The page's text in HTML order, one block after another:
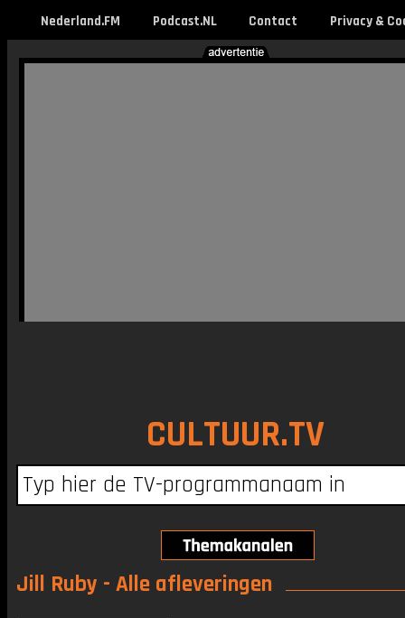
Nederland.FM Podcast.NL Contact Privacy &
CULTUUR.TV
Jill Ruby - Alle afleveringen